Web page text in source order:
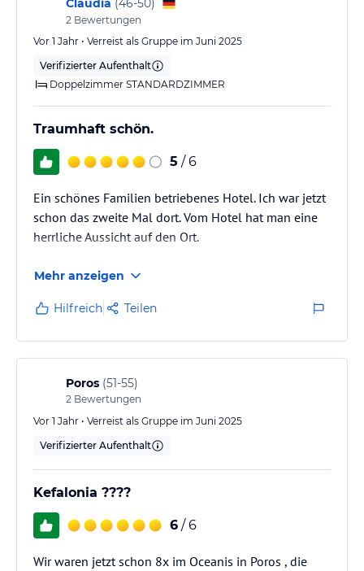
Sport und Unterhaltung
Das Hotel Oceanis bietet verschiedene Möglichkeiten für Sport
und Freizeitaktivitäten. Sie können im Swimmingpool schwimmen
oder sich auf den Liegen am Pool sonnen. In der Umgebung des
Hotels gibt es auch viele Möglichkeiten zum Wandern und
der Insel zu erkunden und Wassersportarten wie Schnorcheln und
Tauchen auszuprobieren.
Angaben ohne Gewähr. Bitte lies vor der Buchung die
verbindlichenAngebotsdetails des jeweiligen Veranstalters.
Claudia (46-50)
2 Bewertungen
Vor 1 Jahr • Verreist als Gruppe im Juni 2025
Verifizierter Aufenthalt
Doppelzimmer STANDARDZIMMER
Traumhaft schön.
5 / 6
Ein schönes Familien betriebenes Hotel. Ich war jetzt
schon das zweite Mal dort. Vom Hotel hat man eine
herrliche Aussicht auf den Ort.
Mehr anzeigen
Hilfreich Teilen
Poros (51-55)
2 Bewertungen
Vor 1 Jahr • Verreist als Gruppe im Juni 2025
Verifizierter Aufenthalt
Kefalonia ????
6 / 6
Wir waren jetzt schon 8x im Oceanis in Poros , die